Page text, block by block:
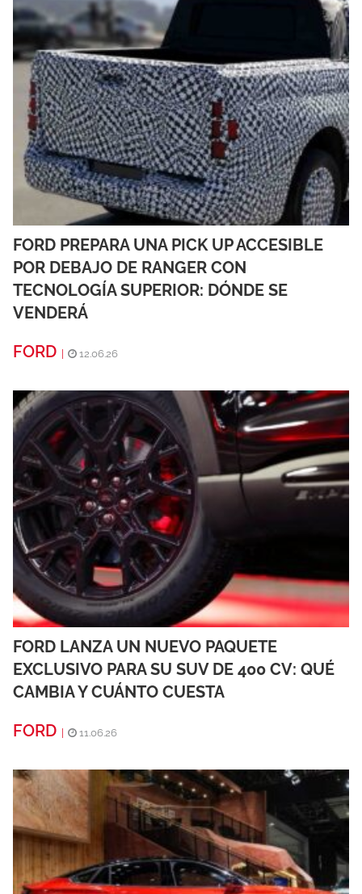
FORD PREPARA UNA PICK UP ACCESIBLE
POR DEBAJO DE RANGER CON
TECNOLOGÍA SUPERIOR: DÓNDE SE
VENDERÁ
FORD
12.06.26
FORD LANZA UN NUEVO PAQUETE
EXCLUSIVO PARA SU SUV DE 400 CV: QUÉ
CAMBIA Y CUÁNTO CUESTA
FORD
11.06.26